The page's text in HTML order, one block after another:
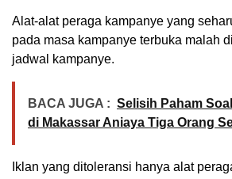
Alat-alat peraga kampanye yang
pada masa kampanye terbuka malah
jadwal kampanye.
BACA JUGA : Selisih Paham
di Makassar Aniaya Tiga Orang
Iklan yang ditoleransi hanya alat